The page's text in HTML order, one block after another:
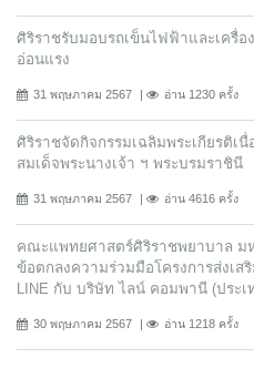
ศิริราชรับมอบรถเข็นไฟฟ้าและเครื่
อ่อนแรง
31 พฤษภาคม 2567 อ่าน 1230 ครั้ง
ศิริราชจัดกิจกรรมเฉลิมพระเกียรติเ
สมเด็จพระนางเจ้า ฯ พระบรมราชินี
31 พฤษภาคม 2567 อ่าน 4616 ครั้ง
คณะแพทยศาสตร์ศิริราชพยาบาล ม
ข้อตกลงความร่วมมือโครงการส่งเ
LINE กับ บริษัท ไลน์ คอมพานี (ประเ
30 พฤษภาคม 2567 อ่าน 1218 ครั้ง